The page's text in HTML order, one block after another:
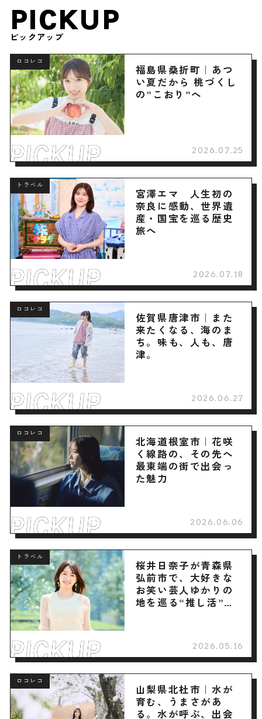
PICKUP
ピックアップ
ロコレコ
福島県桑折町｜あつ
い夏だから 桃づくし
の”こおり”へ
2026.07.25
トラベル
宮澤エマ 人生初の
奈良に感動、世界遺
産・国宝を巡る歴史
旅へ
2026.07.18
ロコレコ
佐賀県唐津市｜また
来たくなる、海のま
ち。味も、人も、唐
津。
2026.06.27
ロコレコ
北海道根室市｜花咲
く線路の、その先へ
最東端の街で出会っ
た魅力
2026.06.06
トラベル
桜井日奈子が青森県
弘前市で、大好きな
お笑い芸人ゆかりの
地を巡る“推し活”旅
2026.05.16
ロコレコ
山梨県北杜市｜水が
育む、うまさがあ
る。水が呼ぶ、出会